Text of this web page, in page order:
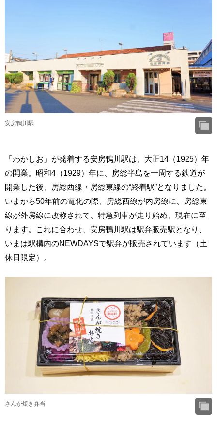
安房鴨川駅
「わかしお」が発着する安房鴨川駅は、大正14（1925）年
の開業。昭和4（1929）年に、房総半島を一周する鉄道が
開業した後、房総西線・房総東線の“終着駅”となりました。
いまから50年前の電化の際、房総西線が内房線に、房総東
線が外房線に改称されて、特急列車が走り始め、現在に至
ります。これに合わせ、安房鴨川駅は駅弁販売駅となり、
いまは駅構内のNEWDAYSで駅弁が販売されています（土
休日限定）。
さんが焼き弁当